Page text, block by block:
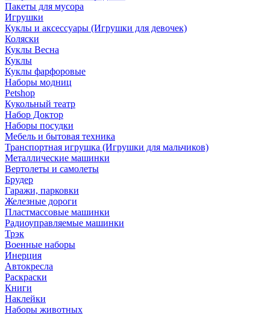
Пакеты для мусора
Игрушки
Куклы и аксессуары (Игрушки для девочек)
Коляски
Куклы Весна
Куклы
Куклы фарфоровые
Наборы модниц
Petshop
Кукольный театр
Набор Доктор
Наборы посудки
Мебель и бытовая техника
Транспортная игрушка (Игрушки для мальчиков)
Металлические машинки
Вертолеты и самолеты
Брудер
Гаражи, парковки
Железные дороги
Пластмассовые машинки
Радиоуправляемые машинки
Трэк
Военные наборы
Инерция
Автокресла
Раскраски
Книги
Наклейки
Наборы животных